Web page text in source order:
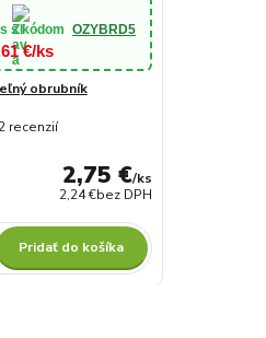
s kódom OZYBRD5
€/ks
recenzií
obrubník
2,75 €/ks
2,24 €bez DPH
Pridať do košíka